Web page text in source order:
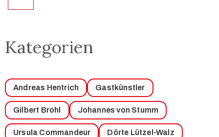
Kategorien
Andreas Hentrich Gastkünstler
Gilbert Brohl Johannes von Stumm
Ursula Commandeur Dörte Lützel-Walz